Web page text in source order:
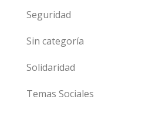
Seguridad
Sin categoría
Solidaridad
Temas Sociales